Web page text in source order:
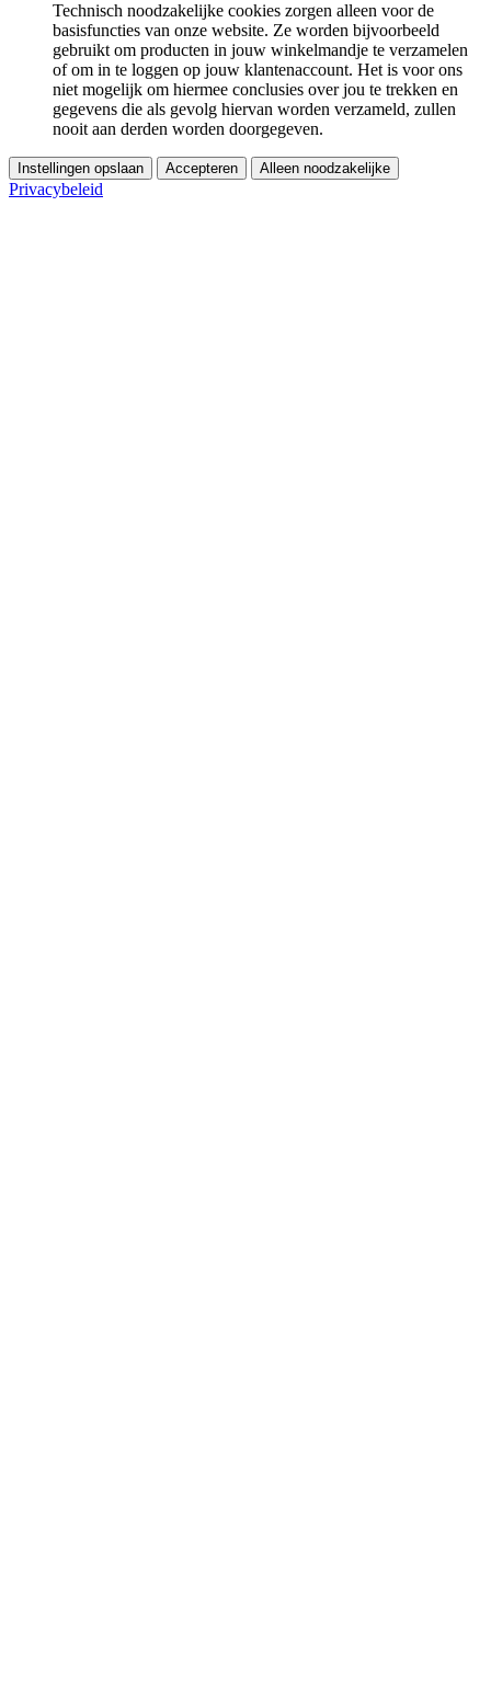
Technisch noodzakelijke cookies zorgen alleen voor de
basisfuncties van onze website. Ze worden bijvoorbeeld
gebruikt om producten in jouw winkelmandje te verzamelen
of om in te loggen op jouw klantenaccount. Het is voor ons
niet mogelijk om hiermee conclusies over jou te trekken en
gegevens die als gevolg hiervan worden verzameld, zullen
nooit aan derden worden doorgegeven.
Instellingen opslaan Accepteren Alleen noodzakelijke
Privacybeleid